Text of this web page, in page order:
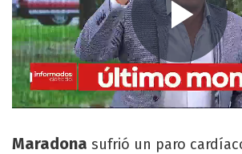
Maradona sufrió un paro